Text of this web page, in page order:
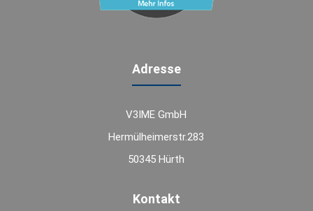
Adresse
V3IME GmbH
Hermülheimerstr.283
50345 Hürth
Kontakt